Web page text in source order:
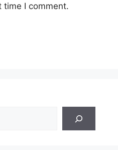
time I comment.